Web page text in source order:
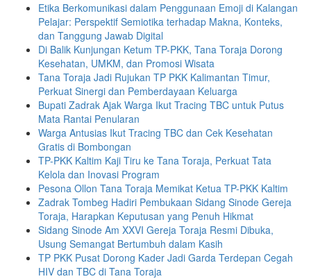
Etika Berkomunikasi dalam Penggunaan Emoji di Kalangan
Pelajar: Perspektif Semiotika terhadap Makna, Konteks,
dan Tanggung Jawab Digital
Di Balik Kunjungan Ketum TP-PKK, Tana Toraja Dorong
Kesehatan, UMKM, dan Promosi Wisata
Tana Toraja Jadi Rujukan TP PKK Kalimantan Timur,
Perkuat Sinergi dan Pemberdayaan Keluarga
Bupati Zadrak Ajak Warga Ikut Tracing TBC untuk Putus
Mata Rantai Penularan
Warga Antusias Ikut Tracing TBC dan Cek Kesehatan
Gratis di Bombongan
TP-PKK Kaltim Kaji Tiru ke Tana Toraja, Perkuat Tata
Kelola dan Inovasi Program
Pesona Ollon Tana Toraja Memikat Ketua TP-PKK Kaltim
Zadrak Tombeg Hadiri Pembukaan Sidang Sinode Gereja
Toraja, Harapkan Keputusan yang Penuh Hikmat
Sidang Sinode Am XXVI Gereja Toraja Resmi Dibuka,
Usung Semangat Bertumbuh dalam Kasih
TP PKK Pusat Dorong Kader Jadi Garda Terdepan Cegah
HIV dan TBC di Tana Toraja